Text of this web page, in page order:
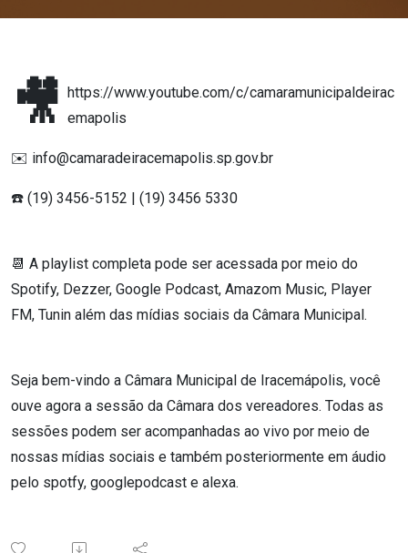
🎥 https://www.youtube.com/c/camaramunicipaldeirac
emapolis
✉️ info@camaradeiracemapolis.sp.gov.br
☎️ (19) 3456-5152 | (19) 3456 5330
📆 A playlist completa pode ser acessada por meio do
Spotify, Dezzer, Google Podcast, Amazom Music, Player
FM, Tunin além das mídias sociais da Câmara Municipal.
Seja bem-vindo a Câmara Municipal de Iracemápolis, você
ouve agora a sessão da Câmara dos vereadores. Todas as
sessões podem ser acompanhadas ao vivo por meio de
nossas mídias sociais e também posteriormente em áudio
pelo spotfy, googlepodcast e alexa.